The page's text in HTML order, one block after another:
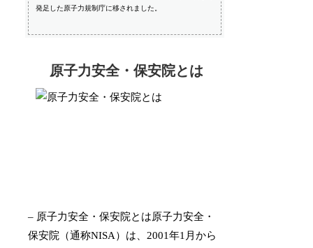
発足した原子力規制庁に移されました。
原子力安全・保安院とは
– 原子力安全・保安院とは原子力安全・
保安院（通称NISA）は、2001年1月から